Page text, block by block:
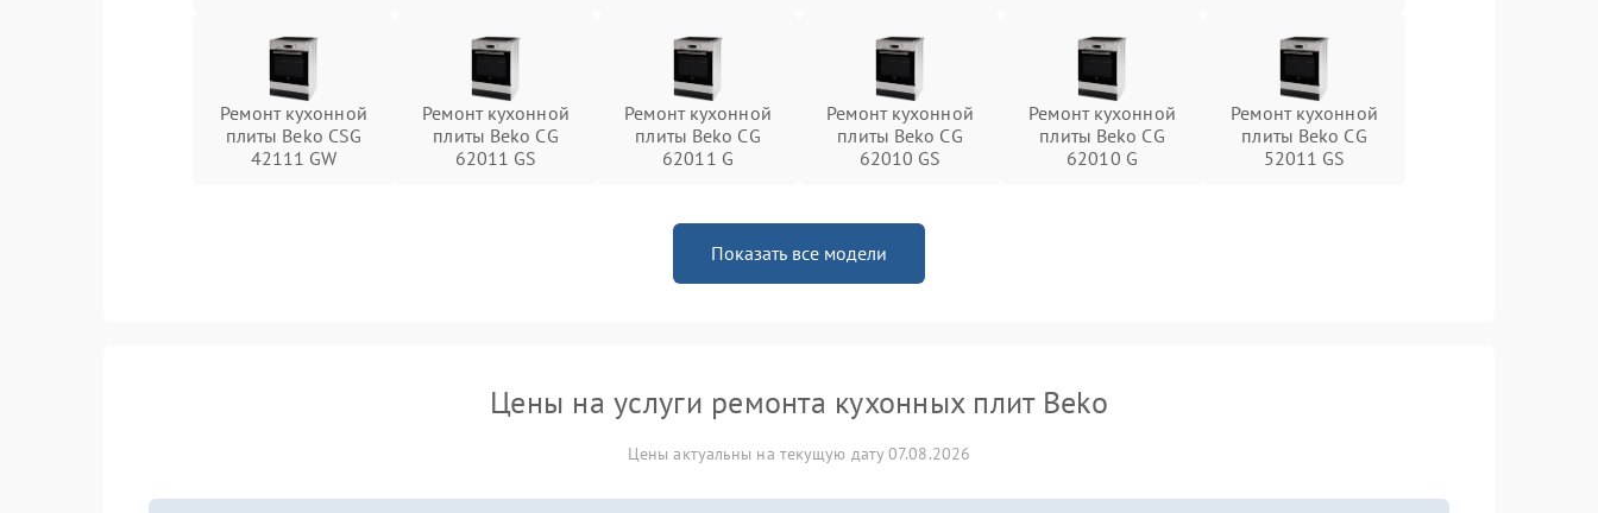
Ремонт кухонной
плиты Beko CSG
42111 GW
Ремонт кухонной
плиты Beko CG
62011 GS
Ремонт кухонной
плиты Beko CG
62011 G
Ремонт кухонной
плиты Beko CG
62010 GS
Ремонт кухонной
плиты Beko CG
62010 G
Ремонт кухонной
плиты Beko CG
52011 GS
Показать все модели
Цены на услуги ремонта кухонных плит Beko
Цены актуальны на текущую дату 07.08.2026